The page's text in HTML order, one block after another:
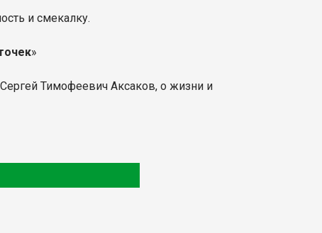
и смекалку.
»
Тимофеевич Аксаков, о жизни и